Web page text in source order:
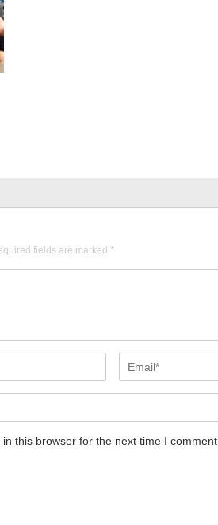
fields are marked *
this browser for the next time I comment.